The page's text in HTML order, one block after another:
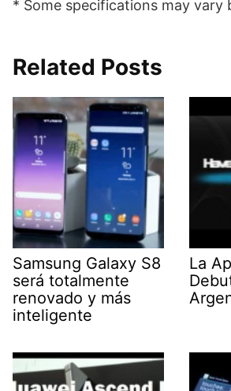
* Some specifications may vary
Related Posts
Samsung Galaxy S8
será totalmente
renovado y más
inteligente
La